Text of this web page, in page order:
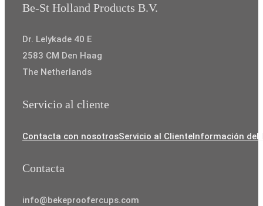
Be-St Holland Products B.V.
Dr. Lelykade 40 E
2583 CM Den Haag
The Netherlands
Servicio al cliente
Contacta con nosotrosServicio al ClienteInformación del
Contacta
info@bekeproofercups.com